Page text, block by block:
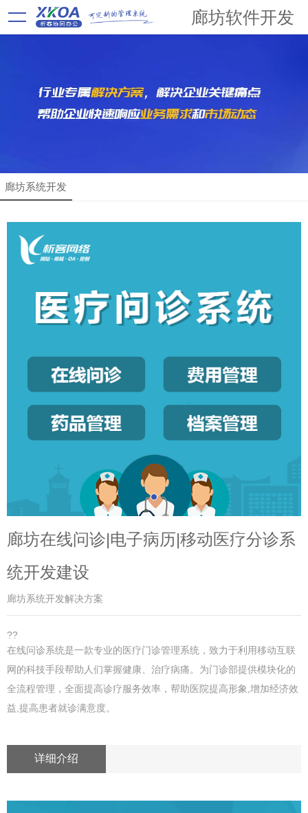
廊坊软件开发
廊坊系统开发
廊坊在线问诊|电子病历|移动医疗分诊系
统开发建设
廊坊系统开发解决方案
??
在线问诊系统是一款专业的医疗门诊管理系统，致力于利用移动互联
网的科技手段帮助人们掌握健康、治疗病痛。为门诊部提供模块化的
全流程管理，全面提高诊疗服务效率，帮助医院提高形象,增加经济效
益,提高患者就诊满意度。
详细介绍